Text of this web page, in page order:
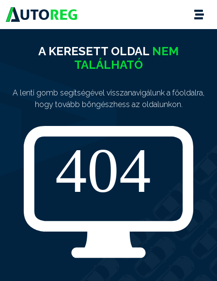
A KERESETT OLDAL NEM
TALÁLHATÓ
A lenti gomb segítségével visszanavigálunk a főoldalra,
hogy tovább böngészhess az oldalunkon.